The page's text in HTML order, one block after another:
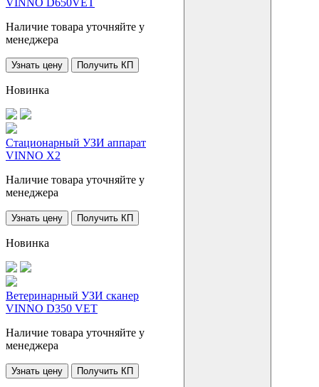
VINNO D650VET
Наличие товара уточняйте у
менеджера
Узнать цену Получить КП
Новинка
Стационарный УЗИ аппарат
VINNO X2
Наличие товара уточняйте у
менеджера
Узнать цену Получить КП
Новинка
Ветеринарный УЗИ сканер
VINNO D350 VET
Наличие товара уточняйте у
менеджера
Узнать цену Получить КП